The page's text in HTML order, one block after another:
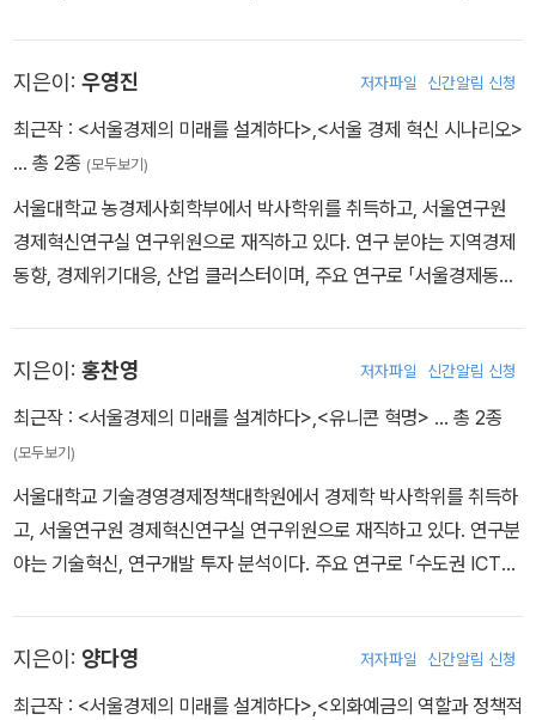
성화 방안(2024)」 등이 있다.
지은이: 우영진 저자파일 신간알림 신청
최근작 : <서울경제의 미래를 설계하다> <서울 경제 혁신 시나리오>
… 총 2종 (모두보기)
서울대학교 농경제사회학부에서 박사학위를 취득하고, 서울연구원
경제혁신연구실 연구위원으로 재직하고 있다. 연구 분야는 지역경제
동향, 경제위기대응, 산업 클러스터이며, 주요 연구로 「서울경제동향
『서울 경제 혁신 시나리오: 위기를 넘어 지속적인 성장 패러다임을 모
색하다(2022, 서울연구원)』 등이 있다.
지은이: 홍찬영 저자파일 신간알림 신청
최근작 : <서울경제의 미래를 설계하다> <유니콘 혁명> … 총 2종
(모두보기)
서울대학교 기술경영경제정책대학원에서 경제학 박사학위를 취득하
고, 서울연구원 경제혁신연구실 연구위원으로 재직하고 있다. 연구분
야는 기술혁신, 연구개발 투자 분석이다. 주요 연구로 「수도권 ICT산
지은이: 양다영 저자파일 신간알림 신청
최근작 : <서울경제의 미래를 설계하다> <외화예금의 역할과 정책적